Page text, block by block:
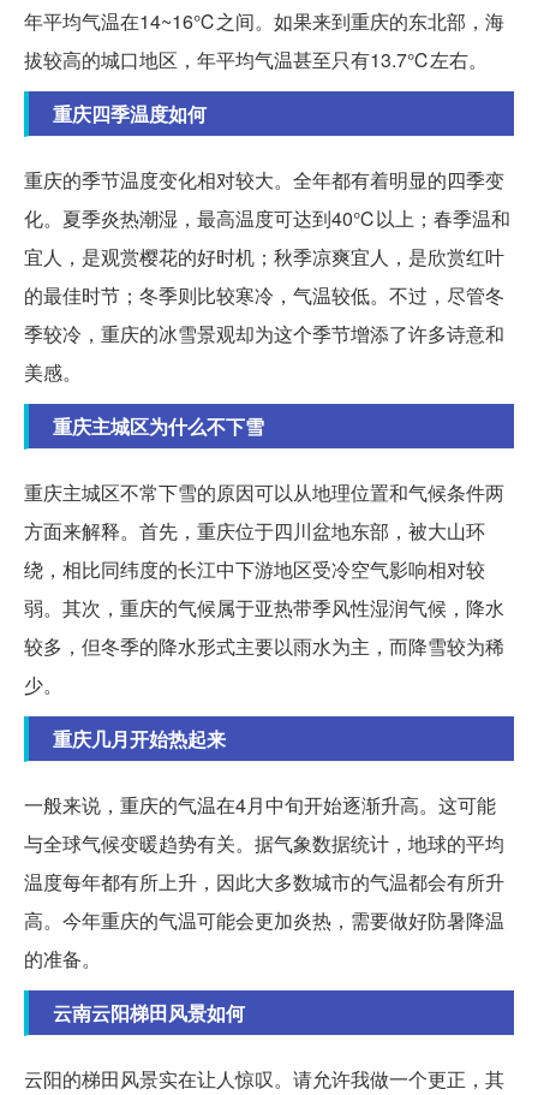
年平均气温在14~16℃之间。如果来到重庆的东北部，海
拔较高的城口地区，年平均气温甚至只有13.7℃左右。
重庆四季温度如何
重庆的季节温度变化相对较大。全年都有着明显的四季变
化。夏季炎热潮湿，最高温度可达到40℃以上；春季温和
宜人，是观赏樱花的好时机；秋季凉爽宜人，是欣赏红叶
的最佳时节；冬季则比较寒冷，气温较低。不过，尽管冬
季较冷，重庆的冰雪景观却为这个季节增添了许多诗意和
美感。
重庆主城区为什么不下雪
重庆主城区不常下雪的原因可以从地理位置和气候条件两
方面来解释。首先，重庆位于四川盆地东部，被大山环
绕，相比同纬度的长江中下游地区受冷空气影响相对较
弱。其次，重庆的气候属于亚热带季风性湿润气候，降水
较多，但冬季的降水形式主要以雨水为主，而降雪较为稀
少。
重庆几月开始热起来
一般来说，重庆的气温在4月中旬开始逐渐升高。这可能
与全球气候变暖趋势有关。据气象数据统计，地球的平均
温度每年都有所上升，因此大多数城市的气温都会有所升
高。今年重庆的气温可能会更加炎热，需要做好防暑降温
的准备。
云南云阳梯田风景如何
云阳的梯田风景实在让人惊叹。请允许我做一个更正，其